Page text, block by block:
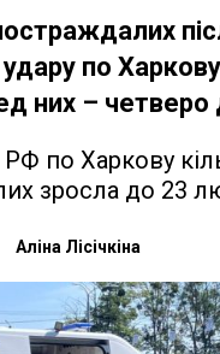
по
них – четверо
РФ по Харкову
зросла до 23
Аліна Лісічкіна